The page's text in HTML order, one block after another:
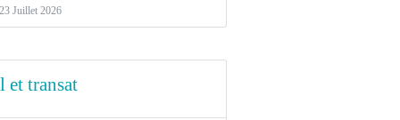
Juillet 2026
et transat